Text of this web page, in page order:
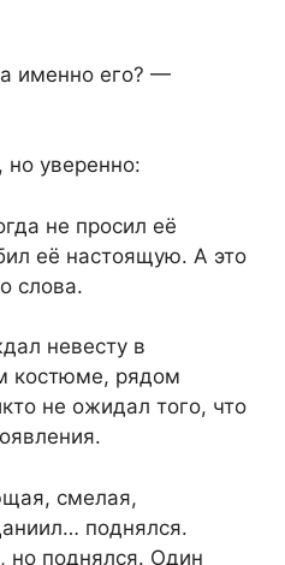
именно его? —
но уверенно:
не просил её
её настоящую. А это
слова.
невесту в
костюме, рядом
не ожидал того, что
смелая,
поднялся.
но поднялся. Один